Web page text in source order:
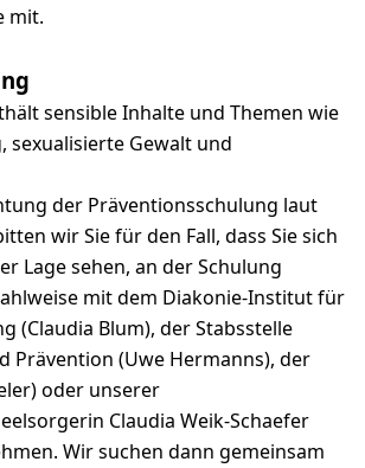
mit.
sensible Inhalte und Themen wie
sexualisierte Gewalt und
der Präventionsschulung laut
wir Sie für den Fall, dass Sie sich
Lage sehen, an der Schulung
mit dem Diakonie-Institut für
(Claudia Blum), der Stabsstelle
Prävention (Uwe Hermanns), der
oder unserer
Claudia Weik-Schaefer
Wir suchen dann gemeinsam